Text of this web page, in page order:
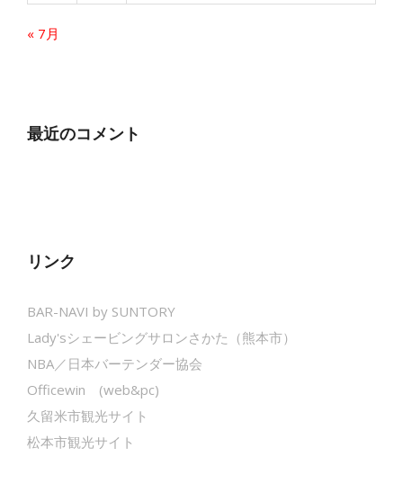
« 7月
最近のコメント
リンク
BAR-NAVI by SUNTORY
Lady'sシェービングサロンさかた（熊本市）
NBA／日本バーテンダー協会
Officewin (web&pc)
久留米市観光サイト
松本市観光サイト